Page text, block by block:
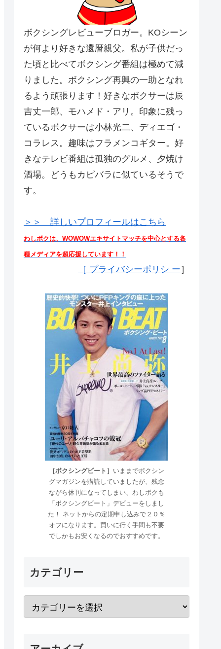
ボクシングレビューブロガー。KOシーン
が何より好きな還暦親父。私が子供だっ
た頃と比べてボクシング番組は極めて減
りました。ボクシング再興の一助となれ
るよう頑張ります！好きなボクサーは辰
吉丈一郎、モハメド・アリ。印象に残っ
ているボクサーは小林光二、ディエゴ・
コラレス。趣味はフラメンコギター。好
きなテレビ番組は孤独のグルメ、夕焼け
酒場。どうもカピバラに似ているそうで
す。
＞＞ 詳しいプロフィールはこちら
わしボクは、WOWOWエキサイトマッチを中心とする各
種メディアを超応援しています！！
［ プライバシーポリシ ー］
［ボクシングビート］ いままでボクシン
グマガジンを購読していましたが、残念
ながら休刊になってしまい、わしボクも
「ボクシングビート」デビューをしまし
た！ ネットからの定期申し込みで２０％
オフになります。買いに行く手間も不要
でしかもお安くなるのでおすすめです。
カテゴリー